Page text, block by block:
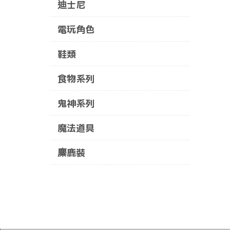
迪士尼
電玩角色
鞋類
食物系列
鬼神系列
魔法道具
麋鹿裝